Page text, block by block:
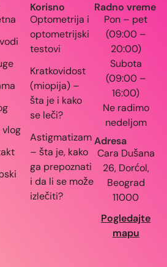
Korisno
Optometrija i
optometrijski
testovi
Kratkovidost
(miopija) –
šta je i kako
se leči?
Astigmatizam
– šta je, kako
ga prepoznati
i da li se može
izlečiti?
Radno vreme
Pon – pet
(09:00 –
20:00)
Subota
(09:00 –
16:00)
Ne radimo
nedeljom
Adresa
Cara Dušana
26, Dorćol,
Beograd
11000
Pogledajte
mapu